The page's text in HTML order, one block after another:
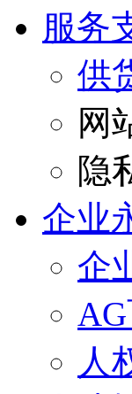
服务
供
网
隐
企业
企
人